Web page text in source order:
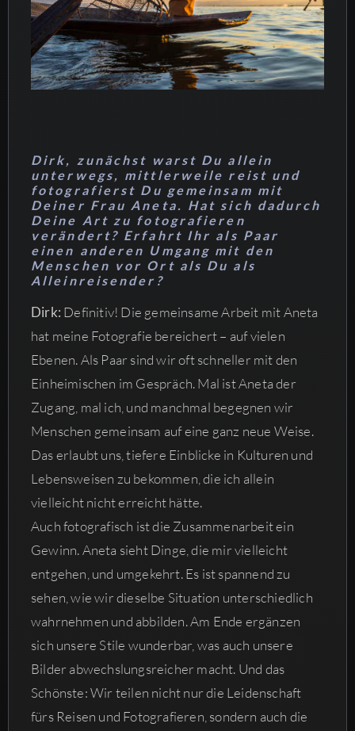
Dirk, zunächst warst Du allein
unterwegs, mittlerweile reist und
fotografierst Du gemeinsam mit
Deiner Frau Aneta. Hat sich dadurch
Deine Art zu fotografieren
verändert? Erfahrt Ihr als Paar
einen anderen Umgang mit den
Menschen vor Ort als Du als
Alleinreisender?
Dirk: Definitiv! Die gemeinsame Arbeit mit Aneta
hat meine Fotografie bereichert – auf vielen
Ebenen. Als Paar sind wir oft schneller mit den
Einheimischen im Gespräch. Mal ist Aneta der
Zugang, mal ich, und manchmal begegnen wir
Menschen gemeinsam auf eine ganz neue Weise.
Das erlaubt uns, tiefere Einblicke in Kulturen und
Lebensweisen zu bekommen, die ich allein
vielleicht nicht erreicht hätte.
Auch fotografisch ist die Zusammenarbeit ein
Gewinn. Aneta sieht Dinge, die mir vielleicht
entgehen, und umgekehrt. Es ist spannend zu
sehen, wie wir dieselbe Situation unterschiedlich
wahrnehmen und abbilden. Am Ende ergänzen
sich unsere Stile wunderbar, was auch unsere
Bilder abwechslungsreicher macht. Und das
Schönste: Wir teilen nicht nur die Leidenschaft
fürs Reisen und Fotografieren, sondern auch die